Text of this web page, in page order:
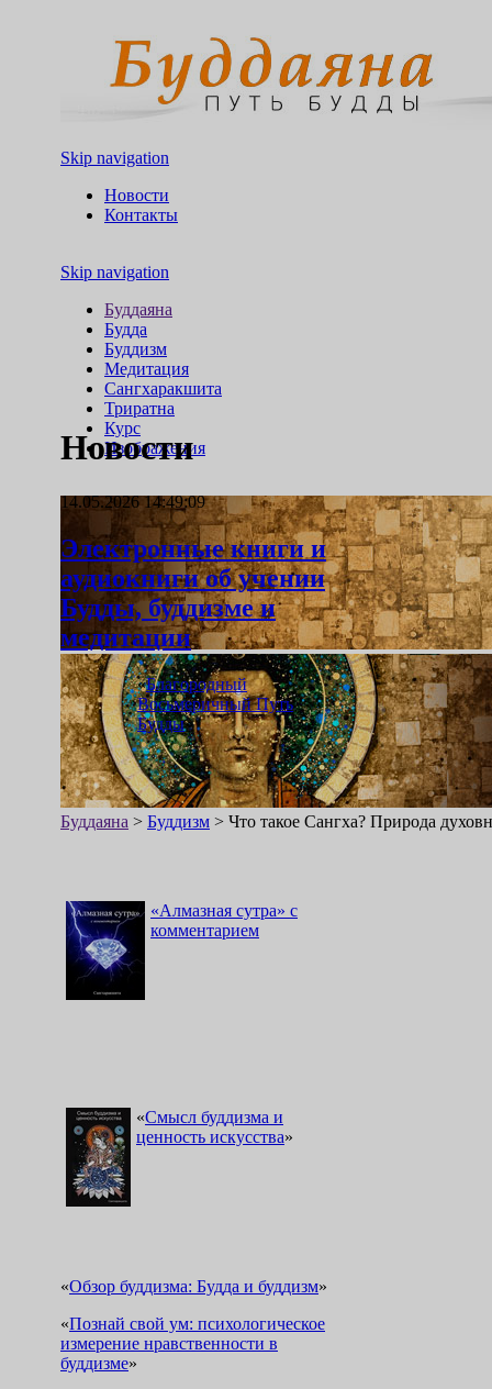
Skip navigation
Новости
Контакты
Skip navigation
Буддаяна
Будда
Буддизм
Медитация
Сангхаракшита
Триратна
Курс
Изображения
Буддаяна > Буддизм > Что такое Сангха? Природа
Новости
14.05.2026 14:49:09
Электронные книги и
аудиокниги об учении
Будды, буддизме и
медитации
«Благородный
Восьмеричный Путь
Будды»
«Алмазная сутра» с
комментарием
«Смысл буддизма и
ценность искусства»
«Обзор буддизма: Будда и буддизм»
«Познай свой ум: психологическое
измерение нравственности в
буддизме»